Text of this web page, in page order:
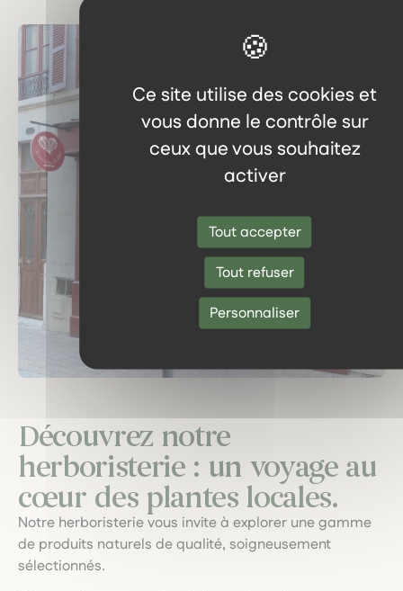
Ce site utilise des cookies et
vous donne le contrôle sur
ceux que vous souhaitez
activer
Tout accepter
Tout refuser
Personnaliser
Découvrez notre
herboristerie : un voyage au
cœur des plantes locales.
Notre herboristerie vous invite à explorer une gamme
de produits naturels de qualité, soigneusement
sélectionnés.